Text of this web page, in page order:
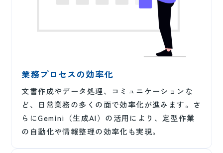
業務プロセスの効率化
文書作成やデータ処理、コミュニケーションな
ど、日常業務の多くの面で効率化が進みます。さ
らにGemini（生成AI）の活用により、定型作業
の自動化や情報整理の効率化も実現。